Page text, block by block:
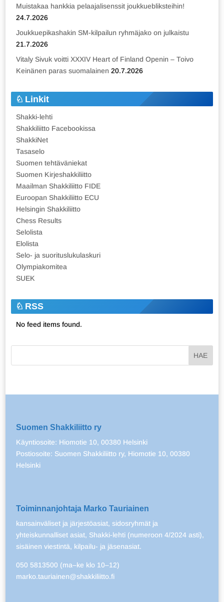
Muistakaa hankkia pelaajalisenssit joukkuebliksteihin!
24.7.2026
Joukkuepikashakin SM-kilpailun ryhmäjako on julkaistu
21.7.2026
Vitaly Sivuk voitti XXXIV Heart of Finland Openin – Toivo
Keinänen paras suomalainen 20.7.2026
Linkit
Shakki-lehti
Shakkiliitto Facebookissa
ShakkiNet
Tasaselo
Suomen tehtäväniekat
Suomen Kirjeshakkiliitto
Maailman Shakkiliitto FIDE
Euroopan Shakkiliitto ECU
Helsingin Shakkiliitto
Chess Results
Selolista
Elolista
Selo- ja suorituslukulaskuri
Olympiakomitea
SUEK
RSS
No feed items found.
Suomen Shakkiliitto ry
Käyntiosoite: Hiomotie 10, 00380 Helsinki
Postiosoite: Suomen Shakkiliitto ry, Hiomotie 10, 00380
Helsinki
Toiminnanjohtaja Marko Tauriainen
kansainväliset ja järjestöasiat, sidosryhmät ja
yhteiskunnalliset asiat, Shakki-lehti (numeroon 4/2024 asti),
sisäinen viestintä, kilpailu- ja jäsenasiat.
050 5813500 (ma–ke klo 10–12)
marko.tauriainen@shakkiliitto.fi